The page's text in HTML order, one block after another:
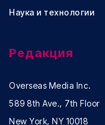
Наука и технологии
Редакция
Overseas Media Inc.
589 8th Ave., 7th Floor
New York, NY 10018